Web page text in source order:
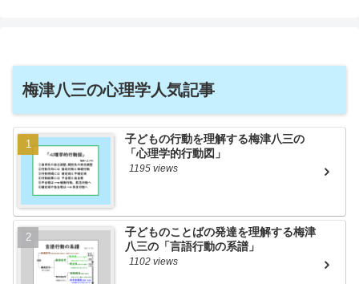
梅津八三の心理学人気記事
子どもの行動を理解する梅津八三の
「心理学的行動図」
1195 views
子どものことばの発達を理解する梅津
八三の「言語行動の系譜」
1102 views